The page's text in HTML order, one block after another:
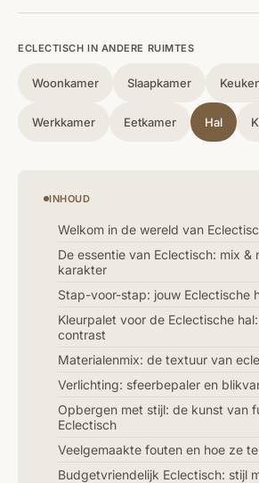
ECLECTISCH IN ANDERE RUIMTES
Woonkamer Slaapkamer
Werkkamer Eetkamer Hal
INHOUD
Welkom in de wereld van
De essentie van Eclectisch: mix &
karakter
Stap-voor-stap: jouw Eclectische
Kleurpalet voor de Eclectische
contrast
Materialenmix: de textuur van
Verlichting: sfeerbepaler en
Opbergen met stijl: de kunst van
Eclectisch
Veelgemaakte fouten en hoe ze
Budgetvriendelijk Eclectisch: stijl